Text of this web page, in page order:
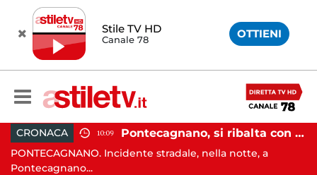
Stile TV HD
Canale 78 OTTIENI
CRONACA 10:09 Pontecagnano, si ribalta con l'auto alla rotatoria: giovane ferito
PONTECAGNANO. Incidente stradale, nella notte, a
Pontecagnano...